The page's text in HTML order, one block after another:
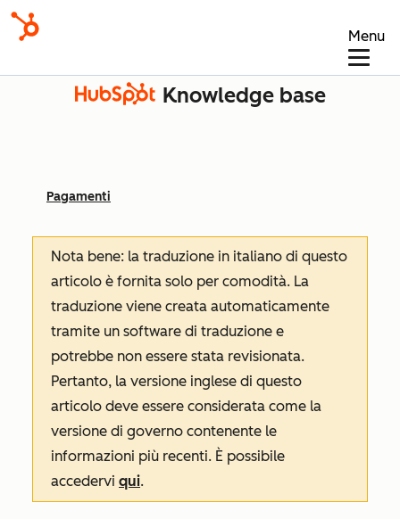
Menu
Knowledge base
Pagamenti
Nota bene: la traduzione in italiano di questo
articolo è fornita solo per comodità. La
traduzione viene creata automaticamente
tramite un software di traduzione e
potrebbe non essere stata revisionata.
Pertanto, la versione inglese di questo
articolo deve essere considerata come la
versione di governo contenente le
informazioni più recenti. È possibile
accedervi qui.